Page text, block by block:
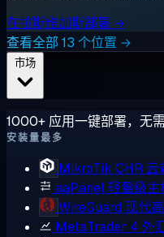
在拉斯维加斯部署 →
查看全部 13 个位置 →
1000+ 应用一键部署，无
安装量最多
MikroTik CHR 云
aaPanel轻量级主
WireGuard 现代
MetaTrader 4 外